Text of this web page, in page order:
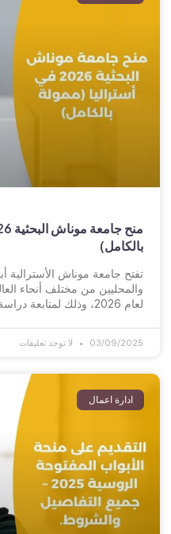
بالكامل)
تفتح جامعة موناش الأسترالية
والمحليين من مختلف أنحاء
لعام 2026، وذلك لمتابعة دراسة الماجستير
03/09/2025 لا توجد تعليقات
ادارة اعمال